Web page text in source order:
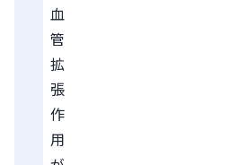
血
管
拡
張
作
用